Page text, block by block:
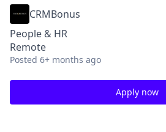
CRMBonus
People & HR
Remote
Posted 6+ months ago
Apply now